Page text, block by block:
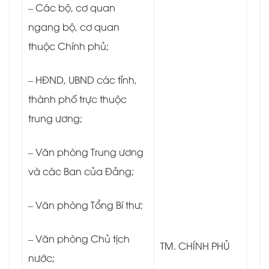
– Các bộ, cơ quan
ngang bộ, cơ quan
thuộc Chính phủ;
– HĐND, UBND các tỉnh,
thành phố trực thuộc
trung ương;
– Văn phòng Trung ương
và các Ban của Đảng;
– Văn phòng Tổng Bí thư;
– Văn phòng Chủ tịch
nước;
TM. CHÍNH PHỦ